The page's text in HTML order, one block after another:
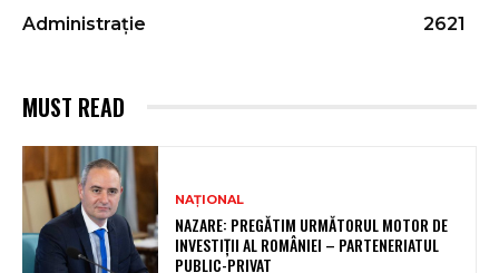
Administrație
2621
MUST READ
NAȚIONAL
NAZARE: PREGĂTIM URMĂTORUL MOTOR DE
INVESTIȚII AL ROMÂNIEI – PARTENERIATUL
PUBLIC-PRIVAT